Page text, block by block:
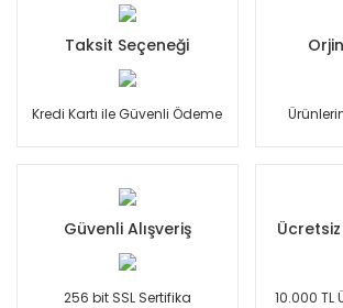
Taksit Seçeneği
Kredi Kartı ile Güvenli Ödeme
Güvenli Alışveriş
256 bit SSL Sertifika 10.000 TL